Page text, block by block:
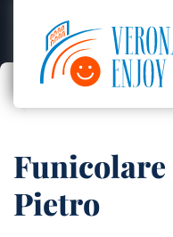
Funicolare
Pietro